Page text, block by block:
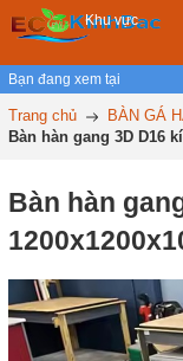
Khu vực
Bạn đang xem tại
Trang chủ
BÀN GÁ
Bàn hàn gang 3D D16
Bàn hàn